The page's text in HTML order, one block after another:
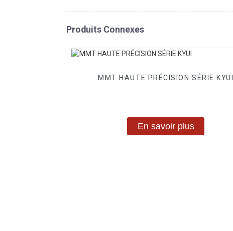
Produits Connexes
MMT HAUTE PRÉCISION SÉRIE KYUI
En savoir plus